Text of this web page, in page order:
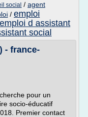
social / agent
/ emploi
emploi d assistant
social
- france-
pour un
socio-éducatif
Premier contact